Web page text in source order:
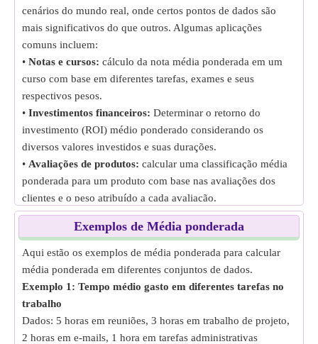
cenários do mundo real, onde certos pontos de dados são
mais significativos do que outros. Algumas aplicações
comuns incluem:
• Notas e cursos: cálculo da nota média ponderada em um
curso com base em diferentes tarefas, exames e seus
respectivos pesos.
• Investimentos financeiros: Determinar o retorno do
investimento (ROI) médio ponderado considerando os
diversos valores investidos e suas durações.
• Avaliações de produtos: calcular uma classificação média
ponderada para um produto com base nas avaliações dos
clientes e o peso atribuído a cada avaliação.
•Pontuações dos exames:cálculo da pontuação média
ponderada de um aluno em vários exames com diferentes
valores de pontuação.
Exemplos de Média ponderada
Aqui estão os exemplos de média ponderada para calcular
média ponderada em diferentes conjuntos de dados.
Exemplo 1: Tempo médio gasto em diferentes tarefas no
trabalho
Dados: 5 horas em reuniões, 3 horas em trabalho de projeto,
2 horas em e-mails, 1 hora em tarefas administrativas